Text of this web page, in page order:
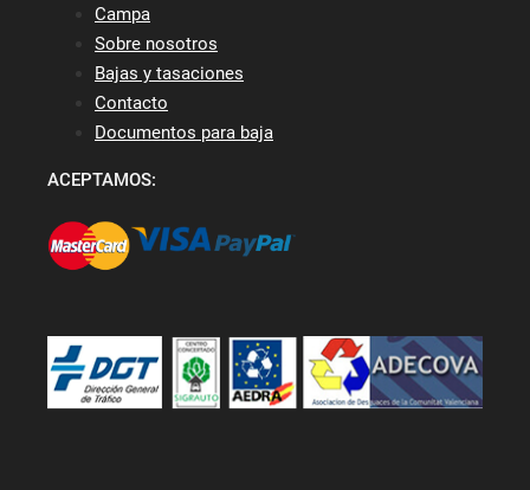
Campa
Sobre nosotros
Bajas y tasaciones
Contacto
Documentos para baja
ACEPTAMOS: